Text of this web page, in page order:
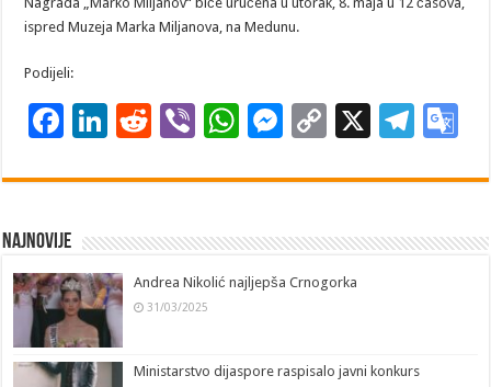
ispred Muzeja Marka Miljanova, na Medunu.
Podijeli:
F
e
b
o
o
k
Li
k
e
dI
n
R
d
di
t
Vi
er
W
at
sA
p
p
M
se
n
g
er
C
p
y
Li
n
X
T
e
gr
a
o
gl
e
Najnovije
Andrea Nikolić najljepša Crnogorka
31/03/2025
Ministarstvo dijaspore raspisalo javni konkurs